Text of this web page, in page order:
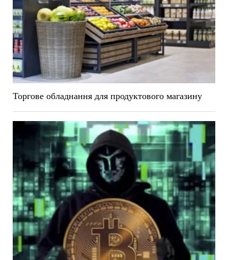
Торгове обладнання для продуктового магазину